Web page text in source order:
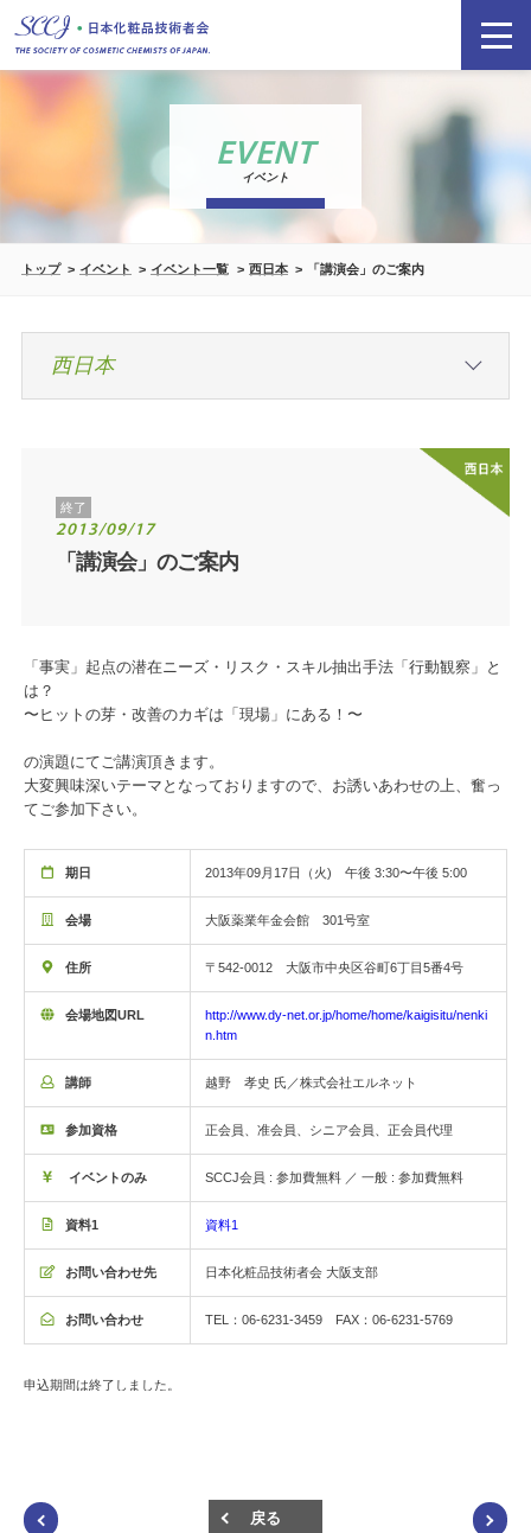
EVENT
イベント
トップ イベント イベント一覧 西日本 「講演会」のご案内
終了
2013/09/17
「講演会」のご案内
「事実」起点の潜在ニーズ・リスク・スキル抽出手法「行動観察」と
は？
〜ヒットの芽・改善のカギは「現場」にある！〜
の演題にてご講演頂きます。
大変興味深いテーマとなっておりますので、お誘いあわせの上、奮っ
てご参加下さい。
期日 2013年09月17日（火) 午後 3:30〜午後 5:00
会場 大阪薬業年金会館 301号室
住所 〒542-0012 大阪市中央区谷町6丁目5番4号
会場地図URL
http://www.dy-net.or.jp/home/home/kaigisitu/nenki
n.htm
講師 越野 孝史 氏／株式会社エルネット
参加資格 正会員、准会員、シニア会員、正会員代理
イベントのみ SCCJ会員 : 参加費無料 ／ 一般 : 参加費無料
資料1 資料1
お問い合わせ先 日本化粧品技術者会 大阪支部
お問い合わせ TEL：06-6231-3459 FAX：06-6231-5769
申込期間は終了しました。
戻る